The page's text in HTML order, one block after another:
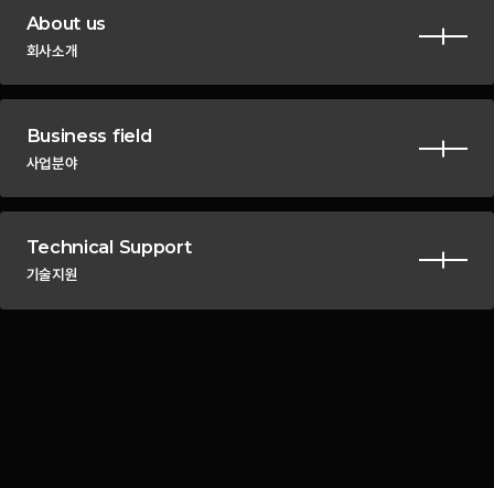
About us
회사소개
Business field
사업분야
Technical Support
기술지원